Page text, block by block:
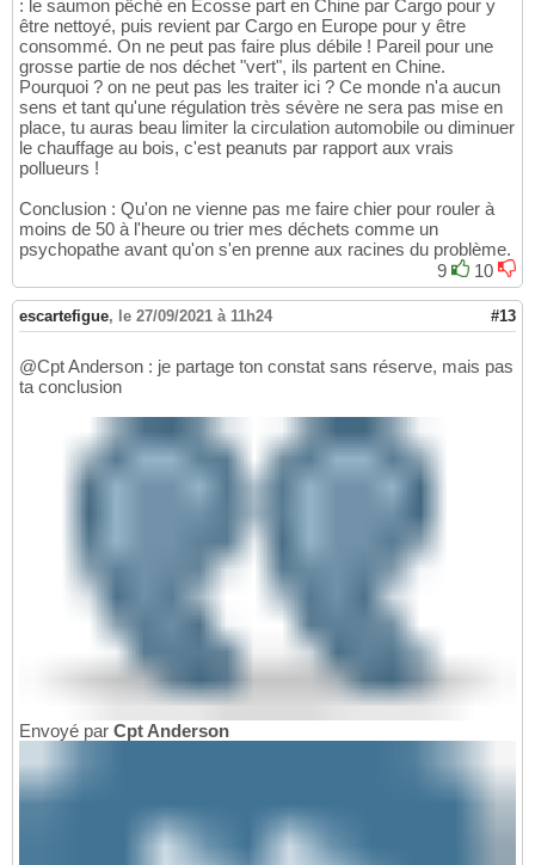
: le saumon pêché en Écosse part en Chine par Cargo pour y
être nettoyé, puis revient par Cargo en Europe pour y être
consommé. On ne peut pas faire plus débile ! Pareil pour une
grosse partie de nos déchet "vert", ils partent en Chine.
Pourquoi ? on ne peut pas les traiter ici ? Ce monde n'a aucun
sens et tant qu'une régulation très sévère ne sera pas mise en
place, tu auras beau limiter la circulation automobile ou diminuer
le chauffage au bois, c'est peanuts par rapport aux vrais
pollueurs !
Conclusion : Qu'on ne vienne pas me faire chier pour rouler à
moins de 50 à l'heure ou trier mes déchets comme un
psychopathe avant qu'on s'en prenne aux racines du problème.
9
10
escartefigue, le 27/09/2021 à 11h24 #13
@Cpt Anderson : je partage ton constat sans réserve, mais pas
ta conclusion
Envoyé par Cpt Anderson